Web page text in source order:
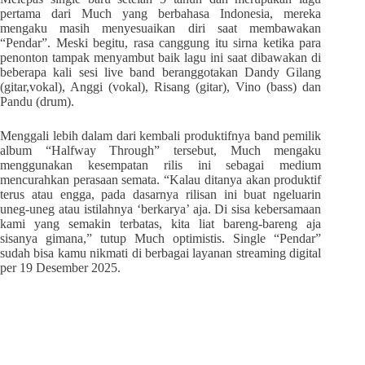
pertama dari Much yang berbahasa Indonesia, mereka
mengaku masih menyesuaikan diri saat membawakan
“Pendar”. Meski begitu, rasa canggung itu sirna ketika para
penonton tampak menyambut baik lagu ini saat dibawakan di
beberapa kali sesi live band beranggotakan Dandy Gilang
(gitar,vokal), Anggi (vokal), Risang (gitar), Vino (bass) dan
Pandu (drum).
Menggali lebih dalam dari kembali produktifnya band pemilik
album “Halfway Through” tersebut, Much mengaku
menggunakan kesempatan rilis ini sebagai medium
mencurahkan perasaan semata. “Kalau ditanya akan produktif
terus atau engga, pada dasarnya rilisan ini buat ngeluarin
uneg-uneg atau istilahnya ‘berkarya’ aja. Di sisa kebersamaan
kami yang semakin terbatas, kita liat bareng-bareng aja
sisanya gimana,” tutup Much optimistis. Single “Pendar”
sudah bisa kamu nikmati di berbagai layanan streaming digital
per 19 Desember 2025.